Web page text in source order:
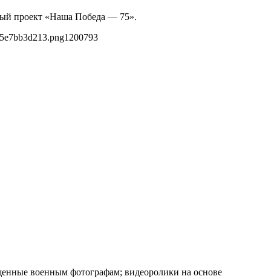
проект «Наша Победа — 75».
1200793
военным фотографам; видеоролики на основе